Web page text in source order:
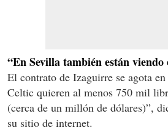
“En Sevilla también están
El contrato de Izaguirre se agota
Celtic quieren al menos 750 mil
(cerca de un millón de dólares)”,
su sitio de internet.